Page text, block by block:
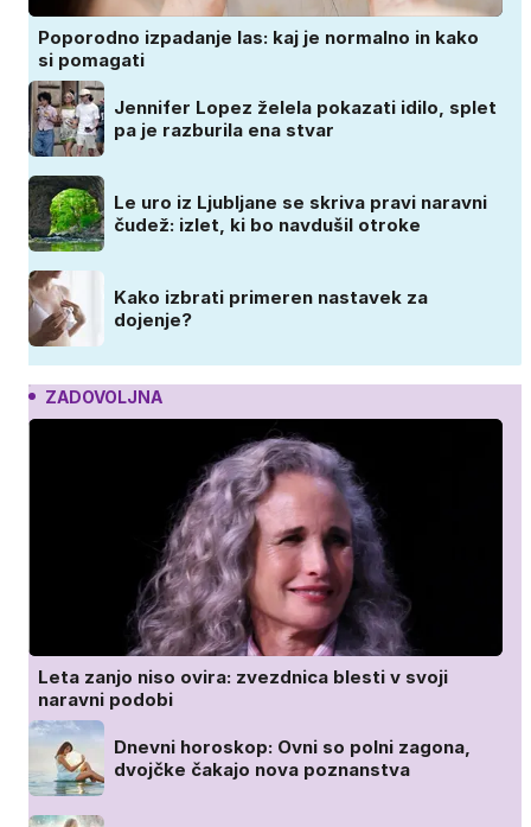
Poporodno izpadanje las: kaj je normalno in kako
si pomagati
Jennifer Lopez želela pokazati idilo, splet
pa je razburila ena stvar
Le uro iz Ljubljane se skriva pravi naravni
čudež: izlet, ki bo navdušil otroke
Kako izbrati primeren nastavek za
dojenje?
ZADOVOLJNA
Leta zanjo niso ovira: zvezdnica blesti v svoji
naravni podobi
Dnevni horoskop: Ovni so polni zagona,
dvojčke čakajo nova poznanstva